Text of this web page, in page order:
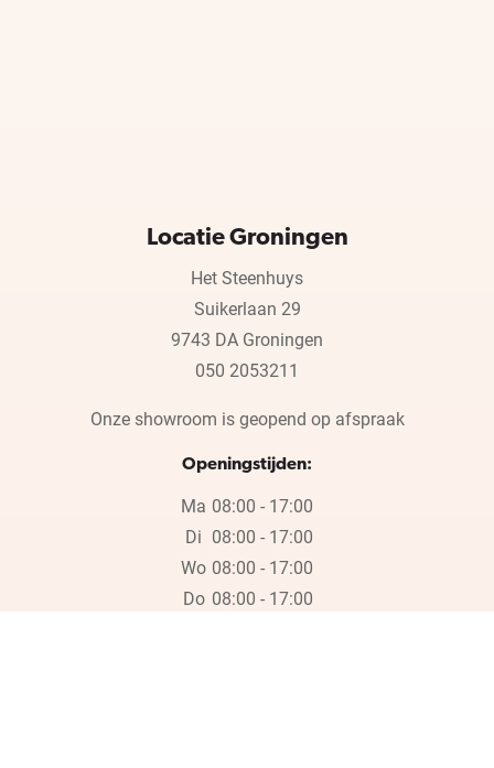
Locatie Groningen
Het Steenhuys
Suikerlaan 29
9743 DA Groningen
050 2053211
Onze showroom is geopend op afspraak
Openingstijden:
Ma 08:00 - 17:00
Di 08:00 - 17:00
Wo 08:00 - 17:00
Do 08:00 - 17:00